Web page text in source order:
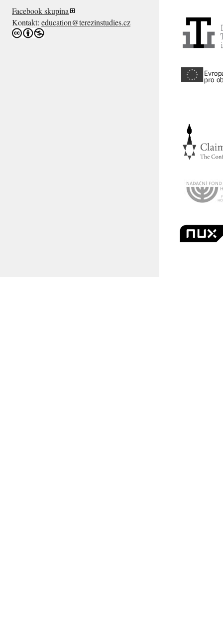
Facebook skupina
Kontakt: education@terezinstudies.cz